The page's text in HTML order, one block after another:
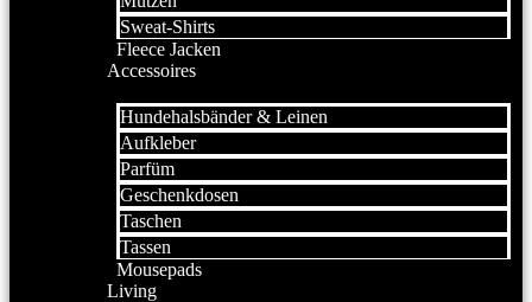
Sweat-Shirts
Fleece Jacken
Accessoires
Hundehalsbänder & Leinen
Aufkleber
Parfüm
Geschenkdosen
Taschen
Tassen
Mousepads
Living